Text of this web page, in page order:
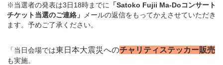
※当選者の発表は3日18時までに
「Satoko Fujii Ma-Doコンサート
チケット当選のご連絡」
メールの返信をもってかえさせていただき
ます。予めご了承ください。
「当日会場では東日本大震災へのチャリティステッカー販売
も実施。